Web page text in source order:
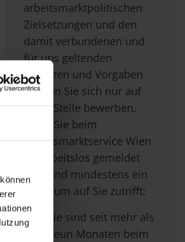
arbeitsmarktpolitischen
Zielsetzungen und den
damit verbundenen und
für uns geltenden
Gesetzen und Vorgaben
können Sie sich nur auf
diese Stelle bewerben,
wenn Sie beim
Arbeitsmarktservice Wien
als arbeitslos gemeldet
sind und mindestens ein
Kriterium auf Sie zutrifft:
Sie sind seit mehr als
neun Monaten beim